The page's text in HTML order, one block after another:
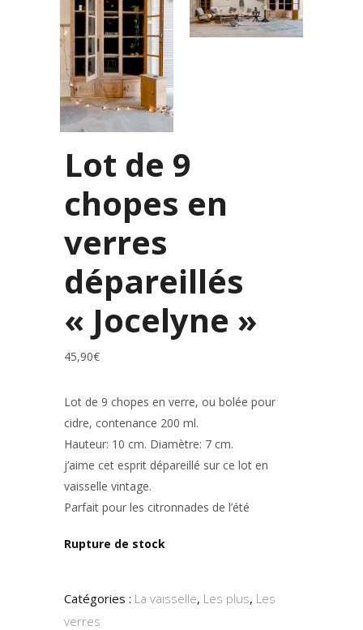
Lot de 9
chopes en
verres
dépareillés
« Jocelyne »
45,90€
Lot de 9 chopes en verre, ou bolée pour
cidre, contenance 200 ml.
Hauteur: 10 cm. Diamètre: 7 cm.
j’aime cet esprit dépareillé sur ce lot en
vaisselle vintage.
Parfait pour les citronnades de l’été
Rupture de stock
Catégories : La vaisselle, Les plus, Les
verres